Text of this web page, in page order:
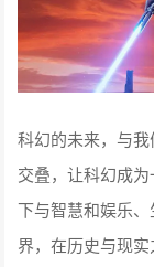
科幻的未来，与
交叠，让科幻成
下与智慧和娱乐
界，在历史与现